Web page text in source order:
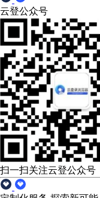
云登公众号
扫一扫关注云登公众号